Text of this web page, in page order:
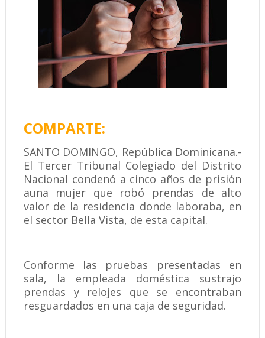
COMPARTE:
SANTO DOMINGO, República Dominicana.-
El Tercer Tribunal Colegiado del Distrito
Nacional condenó a cinco años de prisión
auna mujer que robó prendas de alto
valor de la residencia donde laboraba, en
el sector Bella Vista, de esta capital.
Conforme las pruebas presentadas en
sala, la empleada doméstica sustrajo
prendas y relojes que se encontraban
resguardados en una caja de seguridad.